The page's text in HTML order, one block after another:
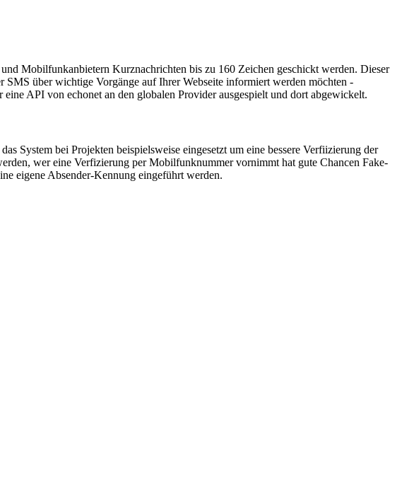
Mobilfunkanbietern Kurznachrichten bis zu 160 Zeichen geschickt werden. Dieser
über wichtige Vorgänge auf Ihrer Webseite informiert werden möchten -
API von echonet an den globalen Provider ausgespielt und dort abgewickelt.
System bei Projekten beispielsweise eingesetzt um eine bessere Verfiizierung der
wer eine Verfizierung per Mobilfunknummer vornimmt hat gute Chancen Fake-
eigene Absender-Kennung eingeführt werden.